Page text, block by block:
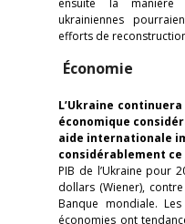
ensuite la
ukrainiennes
efforts de
Économie
L’Ukraine
économique
aide internationale
considérablement ce
PIB de l’Ukraine pour
dollars (Wiener),
Banque mondiale.
économies ont